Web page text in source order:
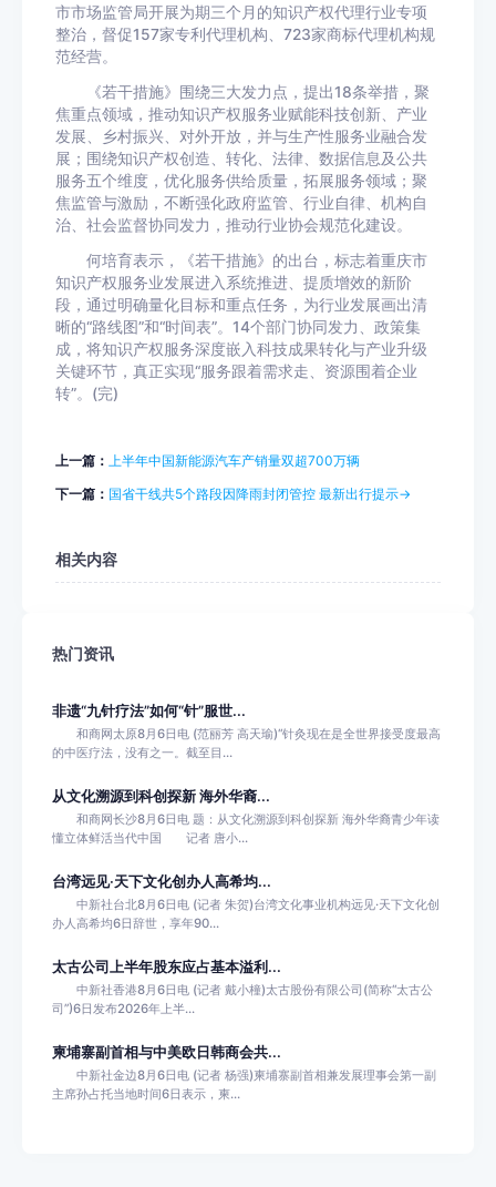
市市场监管局开展为期三个月的知识产权代理行业专项
整治，督促157家专利代理机构、723家商标代理机构规
范经营。
《若干措施》围绕三大发力点，提出18条举措，聚
焦重点领域，推动知识产权服务业赋能科技创新、产业
发展、乡村振兴、对外开放，并与生产性服务业融合发
展；围绕知识产权创造、转化、法律、数据信息及公共
服务五个维度，优化服务供给质量，拓展服务领域；聚
焦监管与激励，不断强化政府监管、行业自律、机构自
治、社会监督协同发力，推动行业协会规范化建设。
何培育表示，《若干措施》的出台，标志着重庆市
知识产权服务业发展进入系统推进、提质增效的新阶
段，通过明确量化目标和重点任务，为行业发展画出清
晰的“路线图”和“时间表”。14个部门协同发力、政策集
成，将知识产权服务深度嵌入科技成果转化与产业升级
关键环节，真正实现“服务跟着需求走、资源围着企业
转”。(完)
上一篇： 上半年中国新能源汽车产销量双超700万辆
下一篇： 国省干线共5个路段因降雨封闭管控 最新出行提示→
相关内容
热门资讯
非遗“九针疗法”如何“针”服世...
和商网太原8月6日电 (范丽芳 高天瑜)“针灸现在是全世界接受度最高
的中医疗法，没有之一。截至目...
从文化溯源到科创探新 海外华裔...
和商网长沙8月6日电 题：从文化溯源到科创探新 海外华裔青少年读
懂立体鲜活当代中国 记者 唐小...
台湾远见·天下文化创办人高希均...
中新社台北8月6日电 (记者 朱贺)台湾文化事业机构远见·天下文化创
办人高希均6日辞世，享年90...
太古公司上半年股东应占基本溢利...
中新社香港8月6日电 (记者 戴小橦)太古股份有限公司(简称“太古公
司”)6日发布2026年上半...
柬埔寨副首相与中美欧日韩商会共...
中新社金边8月6日电 (记者 杨强)柬埔寨副首相兼发展理事会第一副
主席孙占托当地时间6日表示，柬...